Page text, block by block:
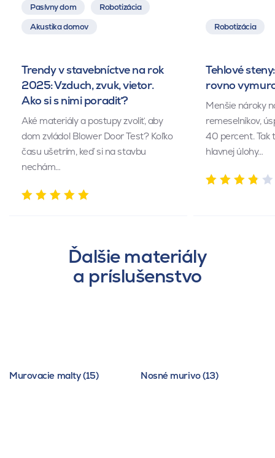
Pasívny dom
Robotizácia
Akustika domov
Trendy v stavebníctve na rok
2025: Vzduch, zvuk, vietor.
Ako si s nimi poradiť?
Aké materiály a postupy zvoliť, aby
dom zvládol Blower Door Test? Koľko
času ušetrím, keď si na stavbu
nechám…
Robotizácia
Tehlové
rovno
Menšie nároky
remeselníkov,
40 percent. Tak
hlavnej úlohy…
Ďalšie materiály
a príslušenstvo
Murovacie malty (15) Nosné murivo (13)